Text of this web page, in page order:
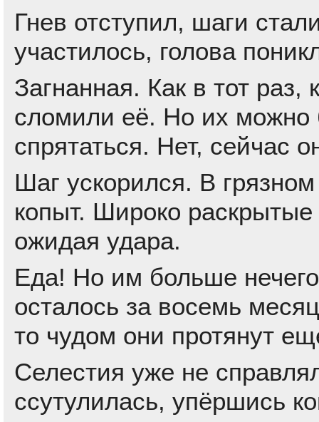
Гнев отступил, шаги
участилось, голова
Загнанная. Как в тот раз,
сломили её. Но их можно
спрятаться. Нет, сейчас
Шаг ускорился. В
копыт. Широко раскрытые
ожидая удара.
Еда! Но им больше
осталось за восемь
то чудом они протянут
Селестия уже не
ссутулилась, упёршись